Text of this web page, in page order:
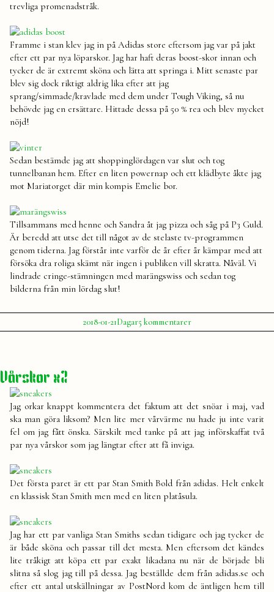
trevliga promenadstråk.
Framme i stan klev jag in på Adidas store eftersom jag var på jakt
efter ett par nya löparskor. Jag har haft deras boost-skor innan och
tycker de är extremt sköna och lätta att springa i. Mitt senaste par
blev sig dock riktigt aldrig lika efter att jag
sprang/simmade/kravlade med dem under Tough Viking, så nu
behövde jag en ersättare. Hittade dessa på 50 % rea och blev mycket
nöjd!
Sedan bestämde jag att shoppinglördagen var slut och tog
tunnelbanan hem. Efter en liten powernap och ett klädbyte åkte jag
mot Mariatorget där min kompis Emelie bor.
Tillsammans med henne och Sandra åt jag pizza och såg på P3 Guld.
Är beredd att utse det till något av de stelaste tv-programmen
genom tiderna. Jag förstår inte varför de år efter år kämpar med att
försöka dra roliga skämt när ingen i publiken vill skratta. Nåväl. Vi
lindrade cringe-stämningen med marängswiss och sedan tog
bilderna från min lördag slut!
Publicerat
av
Julia
2018-01-21Publicerat
i
DagarEtiketter:
adidas,
5 kommentarertill
En
Vårskor x2
Jag orkar knappt kommentera det faktum att det snöar i maj, vad
ska man göra liksom? Men lite mer vårvärme nu hade ju inte varit
fel om jag fått önska. Särskilt med tanke på att jag införskaffat två
par nya vårskor som jag längtar efter att få inviga.
Det första paret är ett par Stan Smith Bold från adidas. Helt enkelt
en klassisk Stan Smith men med en liten platåsula.
Jag har ett par vanliga Stan Smiths sedan tidigare och jag tycker de
är både sköna och passar till det mesta. Men eftersom det kändes
lite tråkigt att köpa ett par exakt likadana nu när de började bli
slitna så slog jag till på dessa. Jag beställde dem från adidas.se och
efter ett antal utskällningar av PostNord kom de äntligen hem till